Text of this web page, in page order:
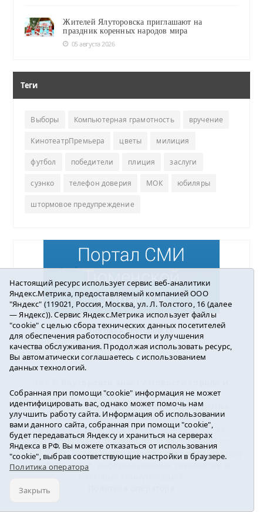
Жителей Ялуторовска приглашают на
праздник коренных народов мира
05 августа 2026
Теги
Выборы Компьютерная грамотность вручение
КинотеатрПремьера цветы милиция
футбол победители плиция заслуги
суэнко телефон доверия МОК юбиляры
штормовое предупреждение
Погода в Ялуторовске
района2016-2023
Учредитель: АНО «ИИЦ « Ялуторовская жизнь».
Главный редактор: Вешкурцева С.П.
E-mail:yznaet@inbox.ruТел.: 8(34535)2-02-51
Регистрационный номер ЭЛ № ФС 77-64937 от
24.02.2016г. выдан Федеральной службой по надзору
в сфере связи, информационных технологий и
Настоящий ресурс использует сервис веб-аналитики
Яндекс.Метрика, предоставляемый компанией ООО
"Яндекс" (119021, Россия, Москва, ул. Л. Толстого, 16 (далее
— Яндекс)). Сервис Яндекс.Метрика использует файлы
"cookie" с целью сбора технических данных посетителей
для обеспечения работоспособности и улучшения
качества обслуживания. Продолжая использовать ресурс,
Вы автоматически соглашаетесь с использованием
данных технологий.
Собранная при помощи "cookie" информация не может
идентифицировать вас, однако может помочь нам
улучшить работу сайта. Информация об использовании
вами данного сайта, собранная при помощи "cookie",
будет передаваться Яндексу и храниться на серверах
Яндекса в РФ. Вы можете отказаться от использования
"cookie", выбрав соответствующие настройки в браузере.
Политика оператора
Закрыть